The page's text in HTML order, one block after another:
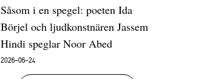
Såsom i en spegel: poeten Ida
Börjel och ljudkonstnären Jassem
Hindi speglar Noor Abed
2026-06-24